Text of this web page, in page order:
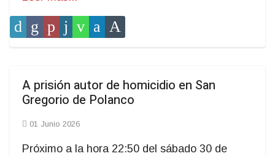
A prisión autor de homicidio en San
Gregorio de Polanco
01 Junio 2026
Próximo a la hora 22:50 del sábado 30 de